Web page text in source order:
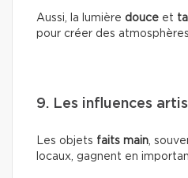
Aussi, la lumière douce et
pour créer des
9. Les influences
Les objets faits main,
locaux, gagnent en